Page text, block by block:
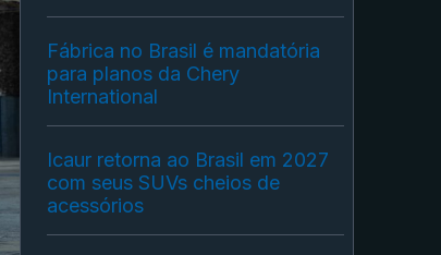
Fábrica no Brasil é mandatória
para planos da Chery
International
Icaur retorna ao Brasil em 2027
com seus SUVs cheios de
acessórios